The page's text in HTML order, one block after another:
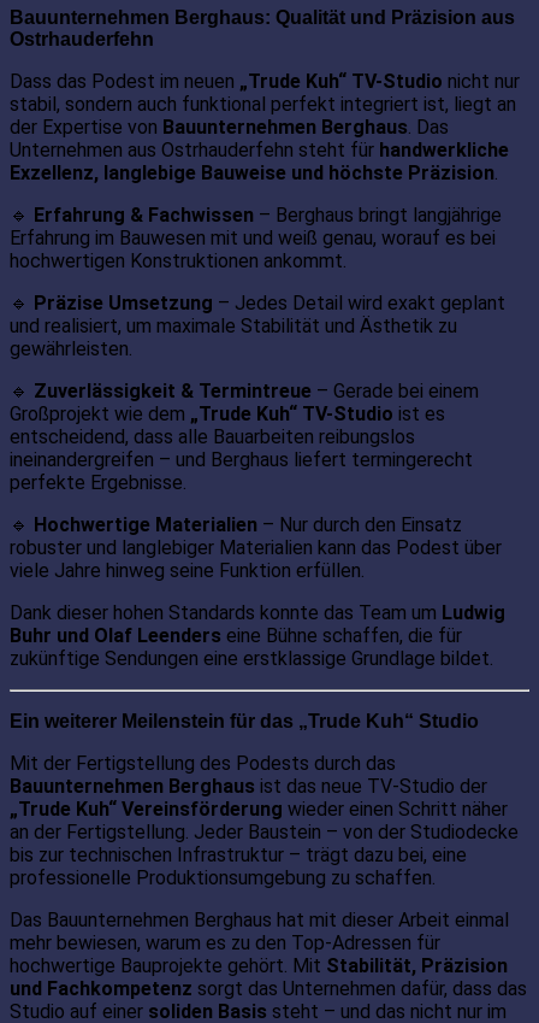
Bauunternehmen Berghaus: Qualität und Präzision aus
Ostrhauderfehn
Dass das Podest im neuen „Trude Kuh“ TV-Studio nicht nur
stabil, sondern auch funktional perfekt integriert ist, liegt an
der Expertise von Bauunternehmen Berghaus. Das
Unternehmen aus Ostrhauderfehn steht für handwerkliche
Exzellenz, langlebige Bauweise und höchste Präzision.
🔹 Erfahrung & Fachwissen – Berghaus bringt langjährige
Erfahrung im Bauwesen mit und weiß genau, worauf es bei
hochwertigen Konstruktionen ankommt.
🔹 Präzise Umsetzung – Jedes Detail wird exakt geplant
und realisiert, um maximale Stabilität und Ästhetik zu
gewährleisten.
🔹 Zuverlässigkeit & Termintreue – Gerade bei einem
Großprojekt wie dem „Trude Kuh“ TV-Studio ist es
entscheidend, dass alle Bauarbeiten reibungslos
ineinandergreifen – und Berghaus liefert termingerecht
perfekte Ergebnisse.
🔹 Hochwertige Materialien – Nur durch den Einsatz
robuster und langlebiger Materialien kann das Podest über
viele Jahre hinweg seine Funktion erfüllen.
Dank dieser hohen Standards konnte das Team um Ludwig
Buhr und Olaf Leenders eine Bühne schaffen, die für
zukünftige Sendungen eine erstklassige Grundlage bildet.
Ein weiterer Meilenstein für das „Trude Kuh“ Studio
Mit der Fertigstellung des Podests durch das
Bauunternehmen Berghaus ist das neue TV-Studio der
„Trude Kuh“ Vereinsförderung wieder einen Schritt näher
an der Fertigstellung. Jeder Baustein – von der Studiodecke
bis zur technischen Infrastruktur – trägt dazu bei, eine
professionelle Produktionsumgebung zu schaffen.
Das Bauunternehmen Berghaus hat mit dieser Arbeit einmal
mehr bewiesen, warum es zu den Top-Adressen für
hochwertige Bauprojekte gehört. Mit Stabilität, Präzision
und Fachkompetenz sorgt das Unternehmen dafür, dass das
Studio auf einer soliden Basis steht – und das nicht nur im